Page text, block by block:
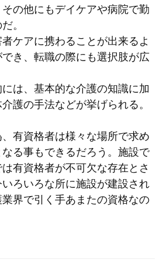
の他にもデイケアや病院で勤
。
ケアに携わることが出来るよ
き、転職の際にも選択肢が広
は、基本的な介護の知識に加
護の手法などが挙げられる。
有資格者は様々な場所で求め
る事もできるだろう。施設で
有資格者が不可欠な存在とさ
ろいろな所に施設が建設され
界で引く手あまたの資格なの